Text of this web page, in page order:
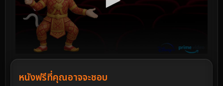
หนังฟรีที่คุณอาจจะชอบ